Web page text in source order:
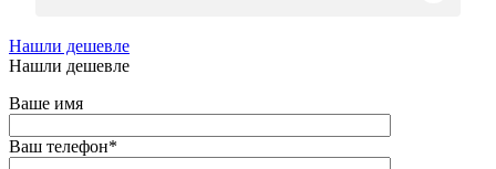
Нашли дешевле
Нашли дешевле
Ваше имя
Ваш телефон*